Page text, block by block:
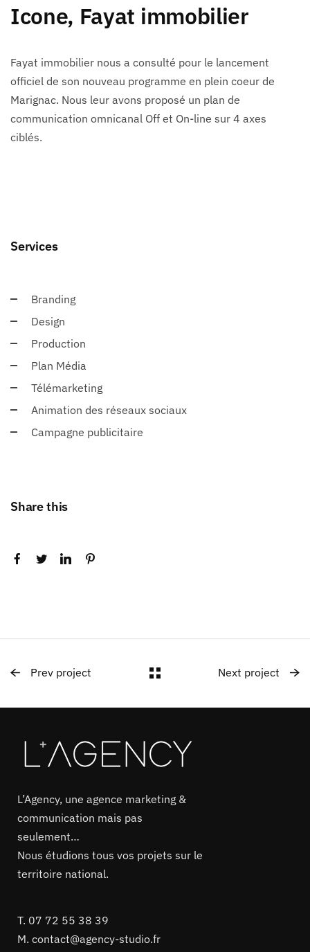
Icone, Fayat immobilier
Fayat immobilier nous a consulté pour le lancement
officiel de son nouveau programme en plein coeur de
Marignac. Nous leur avons proposé un plan de
communication omnicanal Off et On-line sur 4 axes
ciblés.
Services
Branding
Design
Production
Plan Média
Télémarketing
Animation des réseaux sociaux
Campagne publicitaire
Share this
Prev project Next project
L’Agency, une agence marketing &
communication mais pas
seulement…
Nous étudions tous vos projets sur le
territoire national.
T. 07 72 55 38 39
M. contact@agency-studio.fr